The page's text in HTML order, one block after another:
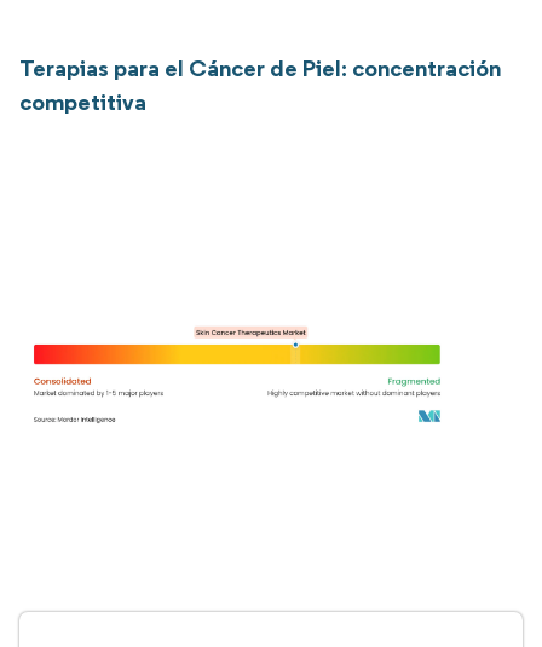
Terapias para el Cáncer de Piel: concentración
competitiva